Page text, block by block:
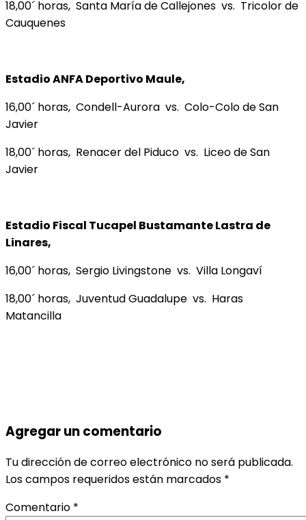
18,00´ horas, Santa María de Callejones vs. Tricolor de
Cauquenes
Estadio ANFA Deportivo Maule,
16,00´ horas, Condell-Aurora vs. Colo-Colo de San
Javier
18,00´ horas, Renacer del Piduco vs. Liceo de San
Javier
Estadio Fiscal Tucapel Bustamante Lastra de
Linares,
16,00´ horas, Sergio Livingstone vs. Villa Longaví
18,00´ horas, Juventud Guadalupe vs. Haras
Matancilla
Agregar un comentario
Tu dirección de correo electrónico no será publicada.
Los campos requeridos están marcados *
Comentario *